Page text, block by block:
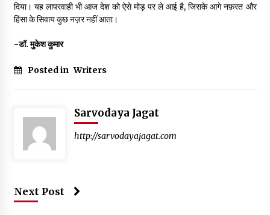
दिया। यह लापरवाही भी आज देश को ऐसे मोड़ पर ले आई है, जिसके आगे नफ़रत और
हिंसा के सिवाय कुछ नज़र नहीं आता।
-डॉ. मुकेश कुमार
Posted in Writers
Sarvodaya Jagat
http://sarvodayajagat.com
Next Post